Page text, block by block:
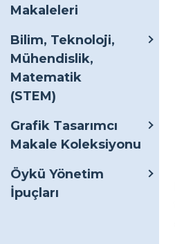
Makaleleri
Bilim, Teknoloji,
Mühendislik,
Matematik
(STEM)
Grafik Tasarımcı
Makale Koleksiyonu
Öykü Yönetim
İpuçları